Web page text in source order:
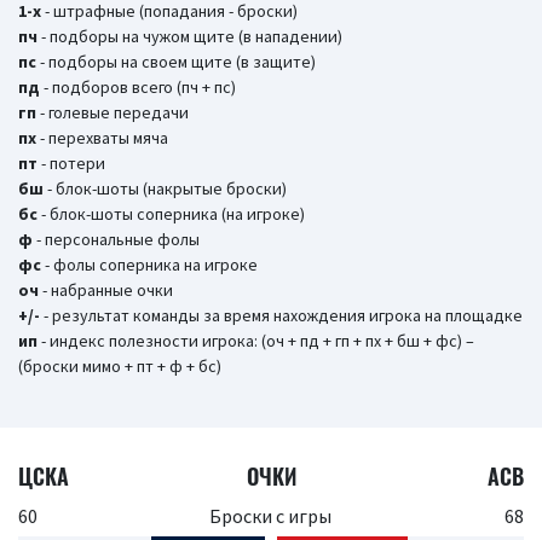
1-х- штрафные (попадания - броски)
пч - подборы на чужом щите (в нападении)
пс- подборы на своем щите (в защите)
пд - подборов всего (пч + пс)
гп - голевые передачи
пх- перехваты мяча
пт - потери
бш - блок-шоты (накрытые броски)
бc- блок-шоты соперника (на игроке)
ф - персональные фолы
фс- фолы соперника на игроке
оч - набранные очки
+/- - результат команды за время нахождения игрока на площадке
ип - индекс полезности игрока: (оч + пд + гп + пх + бш + фс) –
(броски мимо + пт + ф + бс)
ЦСКА ОЧКИ АСВ
60 Броски с игры 68